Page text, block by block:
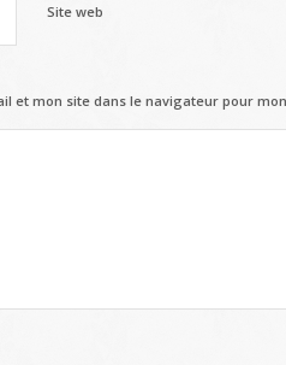
Site web
et mon site dans le navigateur pour